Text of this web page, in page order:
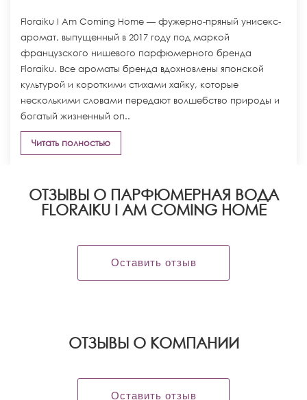
Floraiku I Am Coming Home — фужерно-пряный унисекс-
аромат, выпущенный в 2017 году под маркой
французского нишевого парфюмерного бренда
Floraiku. Все ароматы бренда вдохновлены японской
культурой и короткими стихами хайку, которые
несколькими словами передают волшебство природы и
богатый жизненный оп..
Читать полностью
ОТЗЫВЫ О ПАРФЮМЕРНАЯ ВОДА
FLORAIKU I AM COMING HOME
Оставить отзыв
OТЗЫВЫ О КОМПАНИИ
Оставить отзыв